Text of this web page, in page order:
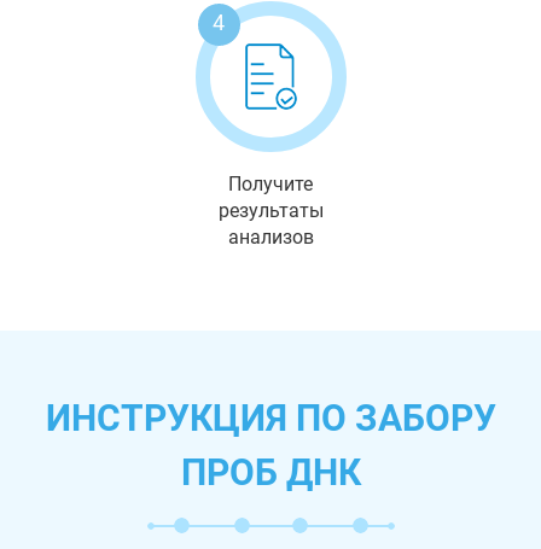
4
Получите
результаты
анализов
ИНСТРУКЦИЯ ПО ЗАБОРУ
ПРОБ ДНК